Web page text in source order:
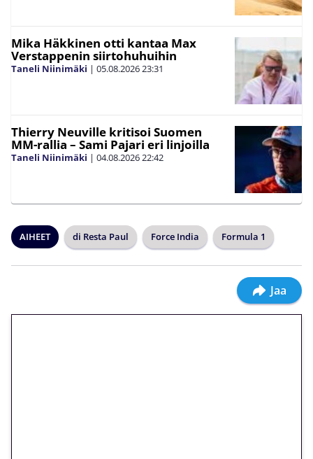
Mika Häkkinen otti kantaa Max
Verstappenin siirtohuhuihin
Taneli Niinimäki | 05.08.202623:31
Thierry Neuville kritisoi Suomen
MM-rallia – Sami Pajari eri linjoilla
Taneli Niinimäki | 04.08.202622:42
AIHEET di Resta Paul Force India Formula 1
Jaa